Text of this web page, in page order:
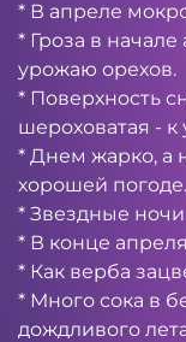
* В апреле
* Гроза в
урожаю орехов.
* Поверхность
шероховатая -
* Днем жарко, а
хорошей погоде.
* Звездные
* В конце
* Как верба
* Много сока в
дождливого